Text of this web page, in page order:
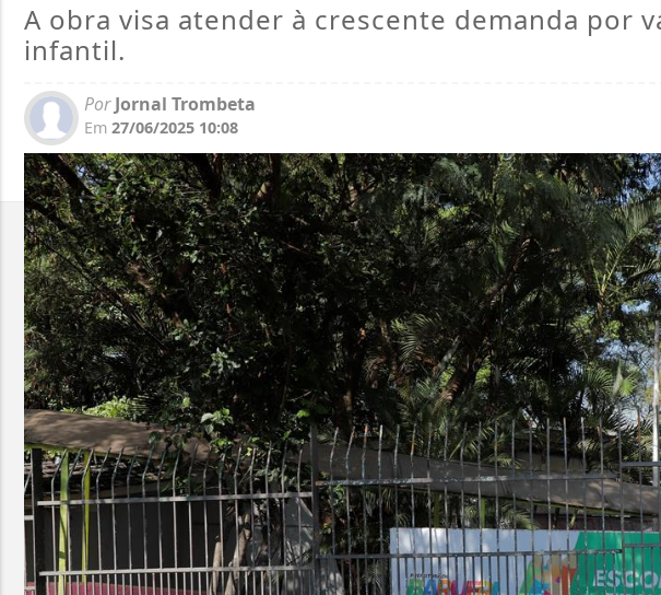
A obra visa atender à crescente demanda por
infantil.
PorJornal Trombeta
Em 27/06/2025 10:08